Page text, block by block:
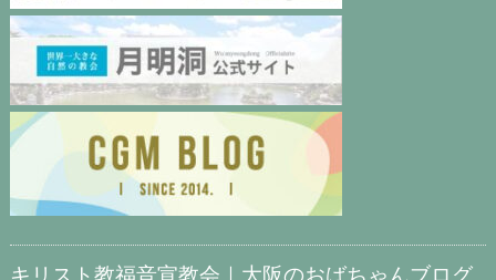
キリスト教福音宣教会｜大阪のおばちゃんブログ